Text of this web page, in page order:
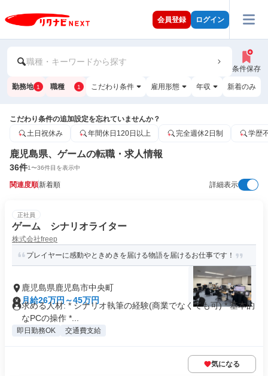
会員登録 ログイン
職種・キーワードから探す
条件保存
勤務地 1 職種 1 こだわり条件 雇用形態 年収 新着のみ
こだわり条件の追加設定を忘れていませんか？
土日祝休み
年間休日120日以上 完全週休2日制 学歴
鹿児島県、ゲームの転職・求人情報
36件1〜36件目を表示中
関連度順新着順 詳細表示
正社員
ゲーム シナリオライター
株式会社freep
プレイヤーに感動やときめきを届ける物語を届けるお仕事です！
鹿児島県鹿児島市中央町
月給26万円～45万円
求める人材: * シナリオ執筆の経験(商業でなくても可) * 基本的
なPCの操作 *...
即日勤務OK 交通費支給
気になる